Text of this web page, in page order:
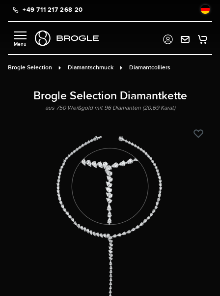
springen
+49 711 217 268 20
Brogle Selection Diamantschmuck Diamantcolliers
Brogle Selection Diamantkette
aus 750 Weißgold mit 96 Diamanten (20,69 Karat)